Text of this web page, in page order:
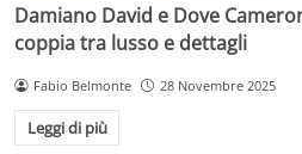
Damiano David e Dove
coppia tra lusso e dettagli
Fabio Belmonte 28 Novembre 2025
Leggi di più